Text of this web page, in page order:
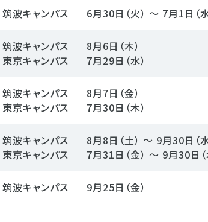
筑波キャンパス 6月30日（火） ～ 7月1日（
筑波キャンパス
8月6日（木）
東京キャンパス
7月29日（水）
筑波キャンパス
8月7日（金）
東京キャンパス
7月30日（木）
筑波キャンパス
8月8日（土） ～ 9月30日（
東京キャンパス
7月31日（金） ～ 9月30日（
筑波キャンパス 9月25日（金）